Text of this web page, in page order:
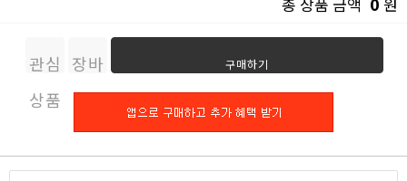
관심
상품
장바
구니
구매하기